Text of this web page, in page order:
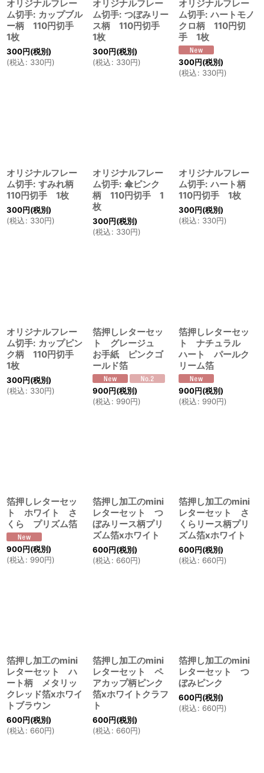
オリジナルフレー
ム切手: カップブル
ー柄 110円切手
1枚
300円(税別)
(税込: 330円)
オリジナルフレー
ム切手: つぼみリー
ス柄 110円切手
1枚
300円(税別)
(税込: 330円)
オリジナルフレー
ム切手: ハートモノ
クロ柄 110円切
手 1枚
300円(税別)
(税込: 330円)
オリジナルフレー
ム切手: すみれ柄
110円切手 1枚
300円(税別)
(税込: 330円)
オリジナルフレー
ム切手: 傘ピンク
柄 110円切手 1
枚
300円(税別)
(税込: 330円)
オリジナルフレー
ム切手: ハート柄
110円切手 1枚
300円(税別)
(税込: 330円)
オリジナルフレー
ム切手: カップピン
ク柄 110円切手
1枚
300円(税別)
(税込: 330円)
箔押しレターセッ
ト グレージュ
お手紙 ピンクゴ
ールド箔
900円(税別)
(税込: 990円)
箔押しレターセッ
ト ナチュラル
ハート パールク
リーム箔
900円(税別)
(税込: 990円)
箔押しレターセッ
ト ホワイト さ
くら プリズム箔
900円(税別)
(税込: 990円)
箔押し加工のmini
レターセット つ
ぼみリース柄プリ
ズム箔xホワイト
600円(税別)
(税込: 660円)
箔押し加工のmini
レターセット さ
くらリース柄プリ
ズム箔xホワイト
600円(税別)
(税込: 660円)
箔押し加工のmini
レターセット ハ
ート柄 メタリッ
クレッド箔xホワイ
トブラウン
600円(税別)
(税込: 660円)
箔押し加工のmini
レターセット ペ
アカップ柄ピンク
箔xホワイトクラフ
ト
600円(税別)
(税込: 660円)
箔押し加工のmini
レターセット つ
ぼみピンク
600円(税別)
(税込: 660円)